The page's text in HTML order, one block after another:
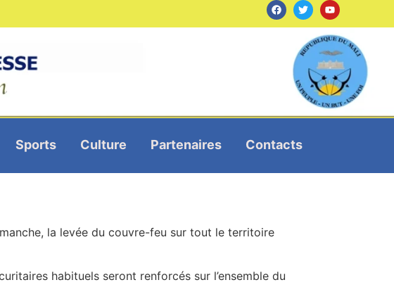
Sports Culture Partenaires Contacts
la levée du couvre-feu sur tout le territoire
habituels seront renforcés sur l’ensemble du